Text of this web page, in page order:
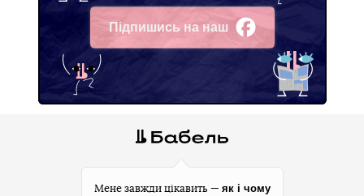
Підпишись на наш
Facebook
Мене завжди цікавить — як і чому